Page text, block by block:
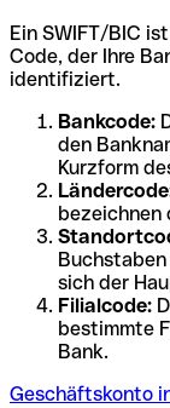
Ein SWIFT/BIC
Code, der Ihre
identifiziert.
Bankcode:
den
Kurzform
bezeichnen
sich der
Filialcode:
bestimmte
Bank.
Geschäftskonto